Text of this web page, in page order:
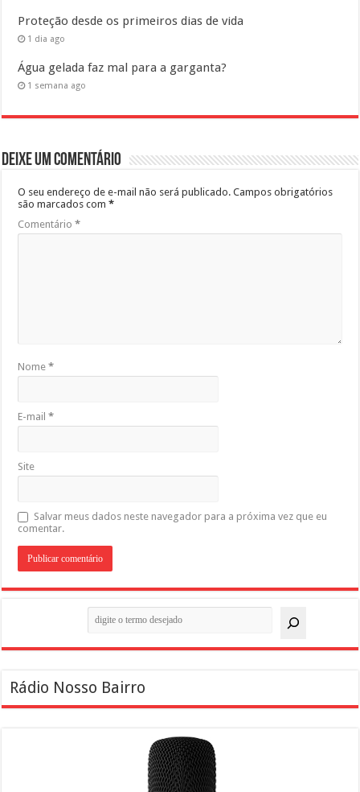
Proteção desde os primeiros dias de vida
1 dia ago
Água gelada faz mal para a garganta?
1 semana ago
Deixe um comentário
O seu endereço de e-mail não será publicado. Campos obrigatórios
são marcados com*
Comentário*
Nome*
E-mail*
Site
Salvar meus dados neste navegador para a próxima vez que eu
comentar.
Rádio Nosso Bairro